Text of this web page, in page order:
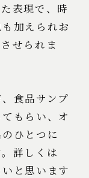
表現で、時
加えられお
せられま
食品サンプ
もらい、オ
ひとつに
詳しくは
と思います